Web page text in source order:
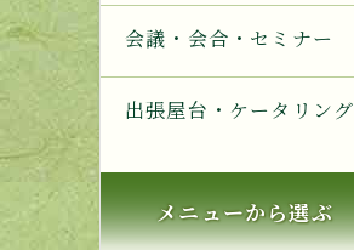
会議・会合・セミナー
出張屋台・ケータリング
メニューから選ぶ